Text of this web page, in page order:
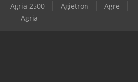
Agria 2500 Agietron
Agre
Agria